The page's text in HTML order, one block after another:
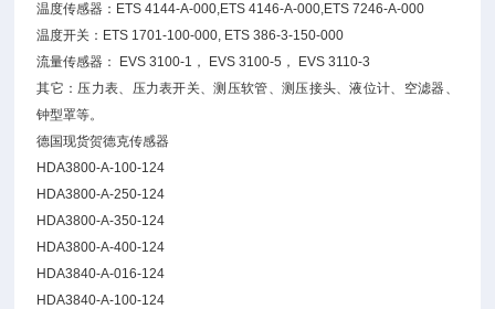
温度传感器：ETS 4144-A-000,ETS 4146-A-000,ETS 7246-A-000
温度开关：ETS 1701-100-000, ETS 386-3-150-000
流量传感器： EVS 3100-1， EVS 3100-5， EVS 3110-3
其它：压力表、压力表开关、测压软管、测压接头、液位计、空滤器、
钟型罩等。
德国现货贺德克传感器
HDA3800-A-100-124
HDA3800-A-250-124
HDA3800-A-350-124
HDA3800-A-400-124
HDA3840-A-016-124
HDA3840-A-100-124